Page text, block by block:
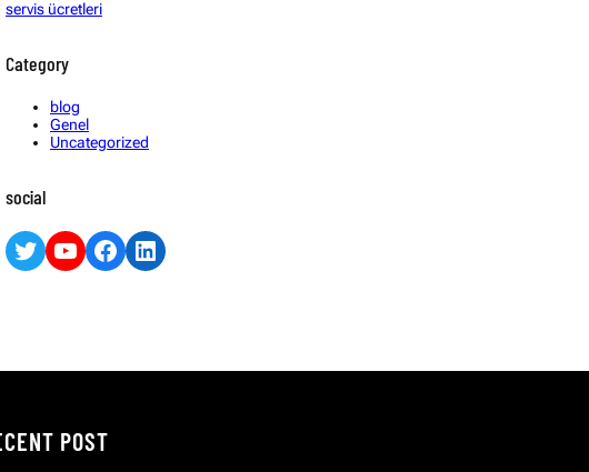
servis ücretleri
Category
blog
Genel
Uncategorized
social
Twitter YouTube Facebook LinkedIn
POST